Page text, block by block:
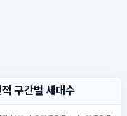
구간별 세대수